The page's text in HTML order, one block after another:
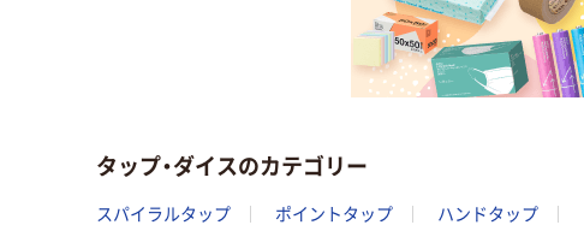
タップ・ダイスのカテゴリー
スパイラルタップ ポイントタップ ハンドタップ